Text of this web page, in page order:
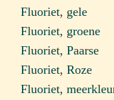
Fluoriet, gele
Fluoriet, groene
Fluoriet, Paarse
Fluoriet, Roze
Fluoriet,